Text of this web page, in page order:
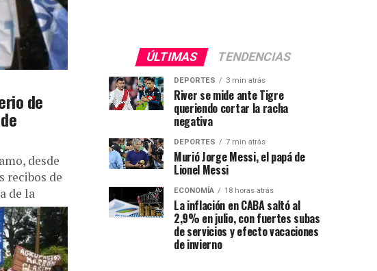
de
desde
recibos de
de la
ÚLTIMAS TENDENCIAS
DEPORTES 3 min atrás
River se mide ante Tigre
queriendo cortar la racha
negativa
DEPORTES 7 min atrás
Murió Jorge Messi, el papá de
Lionel Messi
ECONOMÍA 18 horas atrás
La inflación en CABA saltó al
2,9% en julio, con fuertes subas
de servicios y efecto vacaciones
de invierno